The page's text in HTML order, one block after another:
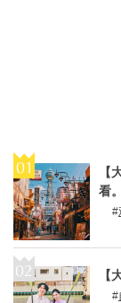
【
看。
【